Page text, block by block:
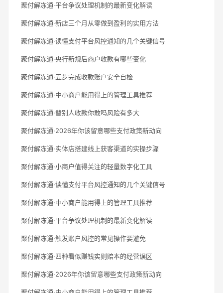
聚付解冻通·平台争议处理机制的最新变化解读
聚付解冻通·新店三个月从零做到盈利的实用方法
聚付解冻通·读懂支付平台风控通知的几个关键信号
聚付解冻通·央行新规后商户收款有哪些变化
聚付解冻通·五步完成收款账户安全自检
聚付解冻通·中小商户能用得上的管理工具推荐
聚付解冻通·替别人收款你敢吗风险有多大
聚付解冻通·2026年你该留意哪些支付政策新动向
聚付解冻通·实体店搭建线上获客渠道的实操步骤
聚付解冻通·小商户值得关注的轻量数字化工具
聚付解冻通·读懂支付平台风控通知的几个关键信号
聚付解冻通·中小商户能用得上的管理工具推荐
聚付解冻通·平台争议处理机制的最新变化解读
聚付解冻通·触发账户风控的常见操作要避免
聚付解冻通·四种看似赚钱实则赔本的经营误区
聚付解冻通·2026年你该留意哪些支付政策新动向